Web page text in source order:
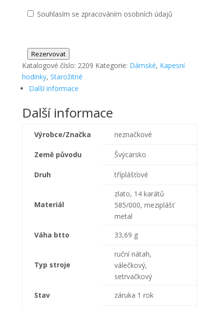
Souhlasím se zpracováním osobních údajů
Rezervovat
Katalogové číslo: 2209 Kategorie: Dámské, Kapesní
hodinky, Starožitné
Další informace
Další informace
Výrobce/Značka neznačkové
Země původu Švýcarsko
Druh tříplášťové
Materiál
zlato, 14 karátů
585/000, meziplášť
metal
Váha btto
33,69 g
Typ stroje
ruční nátah,
válečkový,
setrvačkový
Stav
záruka 1 rok